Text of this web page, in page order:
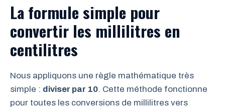
La formule simple pour
convertir les millilitres en
centilitres
Nous appliquons une règle mathématique très
simple : diviser par 10. Cette méthode fonctionne
pour toutes les conversions de millilitres vers